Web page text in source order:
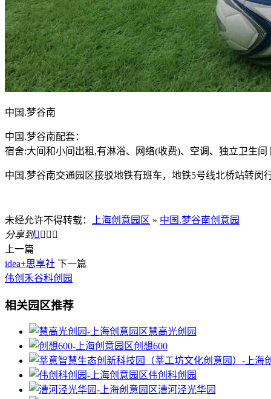
中国.梦谷南
中国.梦谷南配套：
宿舍:大间和小间出租,有淋浴、网络(收费)、空调、独立卫生
中国.梦谷南交通园区接驳地铁有班车，地铁5号线北桥站转
未经允许不得转载： 上海创意园区 » 中国.梦谷南创意园
分享到   
上一篇
idea+思享社 下一篇
伟创禾谷科创园
相关园区推荐
慧高光创园
创想600
伟创科创园
漕河泾光华园